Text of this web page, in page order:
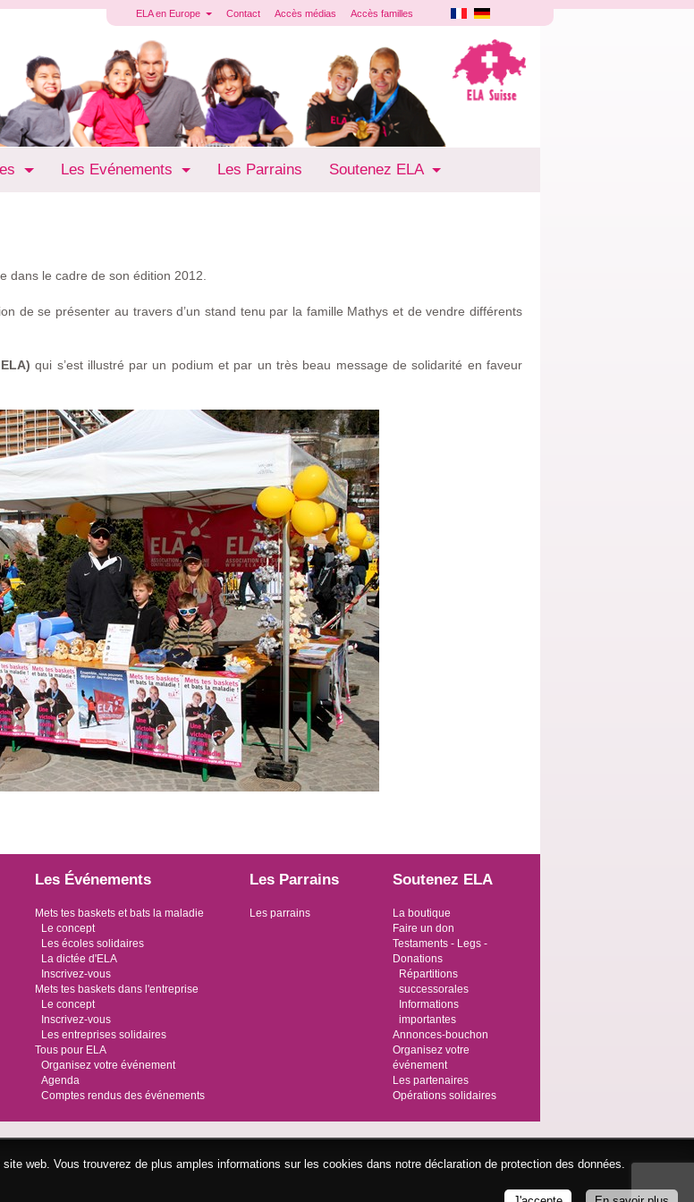
ELA en Europe Contact Accès médias Accès familles
Les Evénements Les Parrains Soutenez ELA
dans le cadre de son édition 2012.
de se présenter au travers d’un stand tenu par la famille Mathys et de vendre différents
qui s’est illustré par un podium et par un très beau message de solidarité en faveur
Les Événements
Mets tes baskets et bats la maladie
Le concept
Les écoles solidaires
La dictée d'ELA
Inscrivez-vous
Mets tes baskets dans l'entreprise
Le concept
Inscrivez-vous
Les entreprises solidaires
Tous pour ELA
Organisez votre événement
Agenda
Comptes rendus des événements
Les Parrains
Les parrains
Soutenez ELA
La boutique
Faire un don
Testaments - Legs -
Donations
Répartitions
successorales
Informations
importantes
Annonces-bouchon
Organisez votre
événement
Les partenaires
Opérations solidaires
web. Vous trouverez de plus amples informations sur les cookies dans notre déclaration de protection des données.